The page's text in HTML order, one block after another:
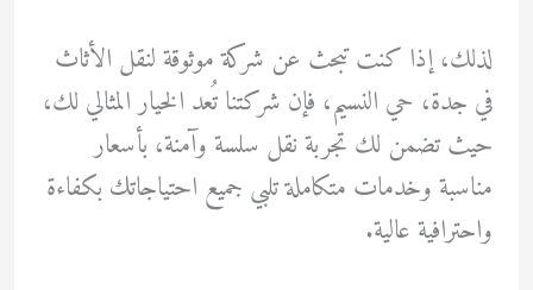
لذلك، إذا كنت تبحث عن شركة موثوقة لنقل الأثاث
في جدة، حي النسيم، فإن شركتنا تُعد الخيار المثالي لك،
حيث تضمن لك تجربة نقل سلسة وآمنة، بأسعار
مناسبة وخدمات متكاملة تلبي جميع احتياجاتك بكفاءة
واحترافية عالية.